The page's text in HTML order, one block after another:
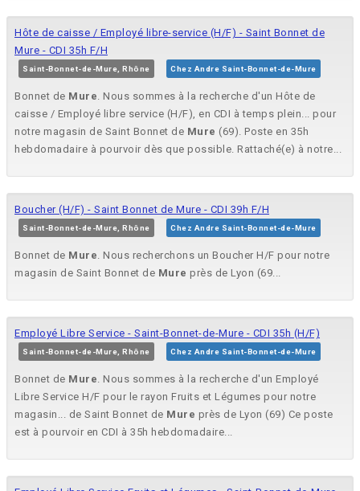
Hôte de caisse / Employé libre-service (H/F) - Saint Bonnet de
Mure - CDI 35h F/H
Saint-Bonnet-de-Mure, Rhône Chez Andre Saint-Bonnet-de-Mure
Bonnet de Mure. Nous sommes à la recherche d'un Hôte de
caisse / Employé libre service (H/F), en CDI à temps plein... pour
notre magasin de Saint Bonnet de Mure (69). Poste en 35h
hebdomadaire à pourvoir dès que possible. Rattaché(e) à notre...
Boucher (H/F) - Saint Bonnet de Mure - CDI 39h F/H
Saint-Bonnet-de-Mure, Rhône Chez Andre Saint-Bonnet-de-Mure
Bonnet de Mure. Nous recherchons un Boucher H/F pour notre
magasin de Saint Bonnet de Mure près de Lyon (69...
Employé Libre Service - Saint-Bonnet-de-Mure - CDI 35h (H/F)
Saint-Bonnet-de-Mure, Rhône Chez Andre Saint-Bonnet-de-Mure
Bonnet de Mure. Nous sommes à la recherche d'un Employé
Libre Service H/F pour le rayon Fruits et Légumes pour notre
magasin... de Saint Bonnet de Mure près de Lyon (69) Ce poste
est à pourvoir en CDI à 35h hebdomadaire...